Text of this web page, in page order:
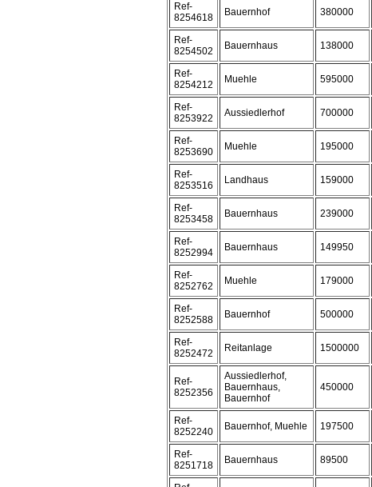
Ref-
8254618
Bauernhof 380000
Ref-
8254502
Bauernhaus 138000
Ref-
8254212
Muehle 595000
Ref-
8253922
Aussiedlerhof 700000
Ref-
8253690
Muehle 195000
Ref-
8253516
Landhaus 159000
Ref-
8253458
Bauernhaus 239000
Ref-
8252994
Bauernhaus 149950
Ref-
8252762
Muehle 179000
Ref-
8252588
Bauernhof 500000
Ref-
8252472
Reitanlage 1500000
Ref-
8252356
Aussiedlerhof,
Bauernhaus,
Bauernhof
450000
Ref-
8252240
Bauernhof, Muehle 197500
Ref-
8251718
Bauernhaus 89500